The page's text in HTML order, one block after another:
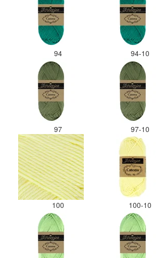
94 94-10
97 97-10
100 100-10